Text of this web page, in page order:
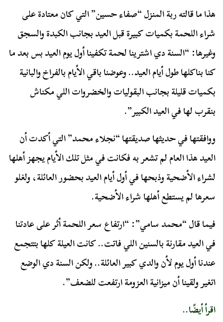
هذا ما قالته ربة المنزل “صفاء حسين” التي كان معتادة على
شراء اللحمة بكميات كبيرة قبل العيد بجانب الكبدة والسجق
وغيرها: “السنة دي اشترينا لحمة تكفينا أول يوم العيد بس بعد ما
كنا بناكلها طول أيام العيد.. وعوضنا باقي الأيام بالفراخ والبانية
بكميات قليلة بجانب البقوليات والخضروات اللي مكناش
بنقرب لها في العيد الكبير”.
ووافقتها في حديثها صديقتها “نجلاء محمد” التي أكدت أن
العيد هذا العام لم تشعر به فكانت في مثل تلك الأيام يجهز أهلها
لشراء الأضحية وذبحها في أول أيام العيد بحضور العائلة، ولغلو
سعرها لم يستطع أهلها شراء الأضحية.
فيما قال “محمد سامي”: “ارتفاع سعر اللحمة أثر على عادتنا
في العيد مقارنة بالسنين اللي فاتت.. كانت العيلة كلها بتتجمع
عندنا أول يوم لأن والدي كبير العائلة.. ولكن السنة دي الوضع
اتغير ولقينا أن ميزانية العزومة ارتفعت للضعف”.
اقرأ أيضًا..